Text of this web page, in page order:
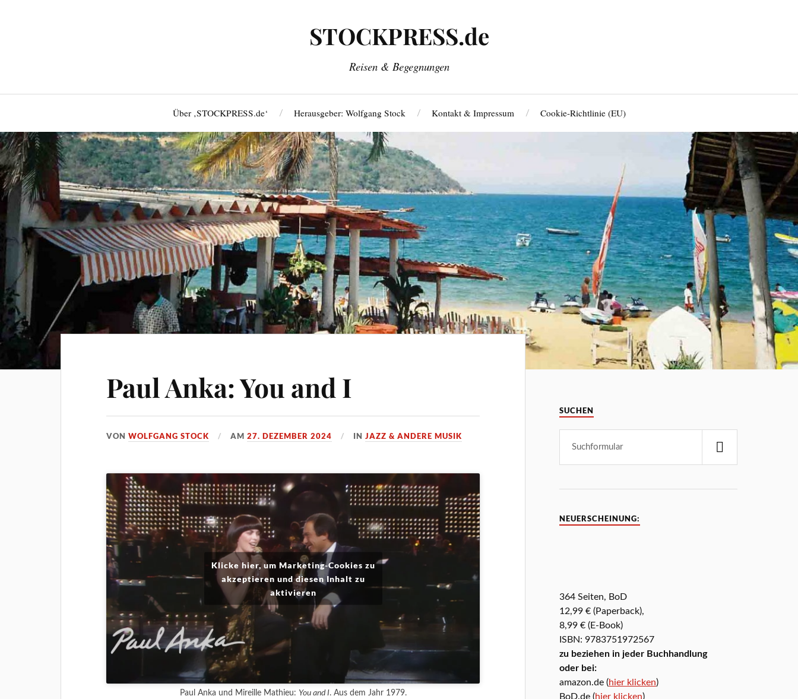
STOCKPRESS.de
Reisen & Begegnungen
Über ‚STOCKPRESS.de‘ Herausgeber: Wolfgang Stock Kontakt & Impressum Cookie-Richtlinie (EU)
Paul Anka: You and I
VONWOLFGANG STOCK AM27. DEZEMBER 2024 INJAZZ & ANDERE MUSIK
Klicke hier, um Marketing-Cookies zu
akzeptieren und diesen Inhalt zu
aktivieren
Paul Anka und Mireille Mathieu: You and I. Aus dem Jahr 1979.
SUCHEN
NEUERSCHEINUNG:
364 Seiten, BoD
12,99 € (Paperback),
8,99 € (E-Book)
ISBN: 9783751972567
zu beziehen in jeder Buchhandlung
oder bei:
amazon.de (hier klicken)
BoD.de (hier klicken)